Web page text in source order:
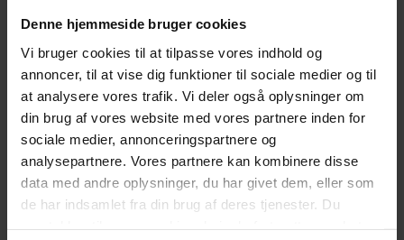
Denne hjemmeside bruger cookies
Vi bruger cookies til at tilpasse vores indhold og
annoncer, til at vise dig funktioner til sociale medier og til
at analysere vores trafik. Vi deler også oplysninger om
din brug af vores website med vores partnere inden for
sociale medier, annonceringspartnere og
analysepartnere. Vores partnere kan kombinere disse
data med andre oplysninger, du har givet dem, eller som
de har indsamlet fra din brug af deres tjenester. Du
Stjernegaard har leveret en helt
tilfredsstillende rejse med vore egne
ønsker inkluderet på bedste måde.
SE FLERE UDTALELSER HER